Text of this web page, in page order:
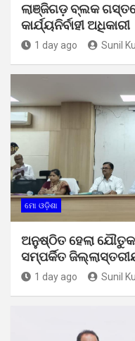
ଲାଞ୍ଜିଗଡ଼ ବ୍ଲକ
କାର୍ଯ୍ୟନିର୍ବାହୀ ଅଧିକାରୀ
1 day ago Sunil
ମୋ ଓଡ଼ିଶା
ଅନୁଷ୍ଠିତ ହେଲା
ସମ୍ପର୍କିତ
1 day ago Sunil